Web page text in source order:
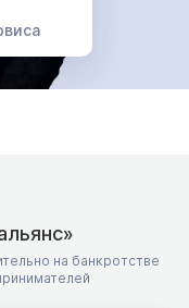
на банкротстве